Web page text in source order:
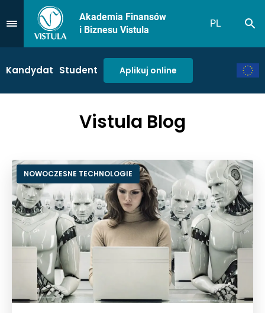
Przejdź do Menu
Akademia Finansów
i Biznesu Vistula
PL
Kandydat Student Aplikuj online
Vistula Blog
NOWOCZESNE TECHNOLOGIE